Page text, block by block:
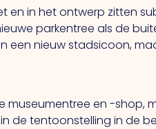
in het ontwerp zitten
parkentree als de
een nieuw stadsicoon,
en -shop,
de tentoonstelling in de